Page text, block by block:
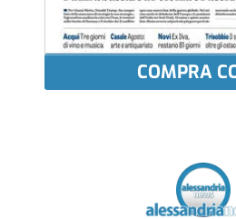
COMPRA